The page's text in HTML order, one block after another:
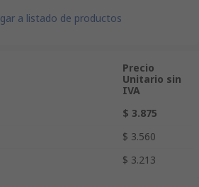
a listado de productos
Precio
Unitario sin
IVA
$ 3.875
$ 3.560
$ 3.213